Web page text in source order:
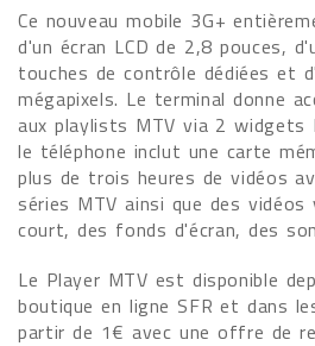
Ce nouveau mobile 3G+
d'un écran LCD de 2,8 pouces,
touches de contrôle dédiées et
mégapixels. Le terminal donne
aux playlists MTV via 2 widgets
le téléphone inclut une carte
plus de trois heures de vidéos
séries MTV ainsi que des
court, des fonds d'écran, des
Le Player MTV est disponible
boutique en ligne SFR et dans
partir de 1€ avec une offre de